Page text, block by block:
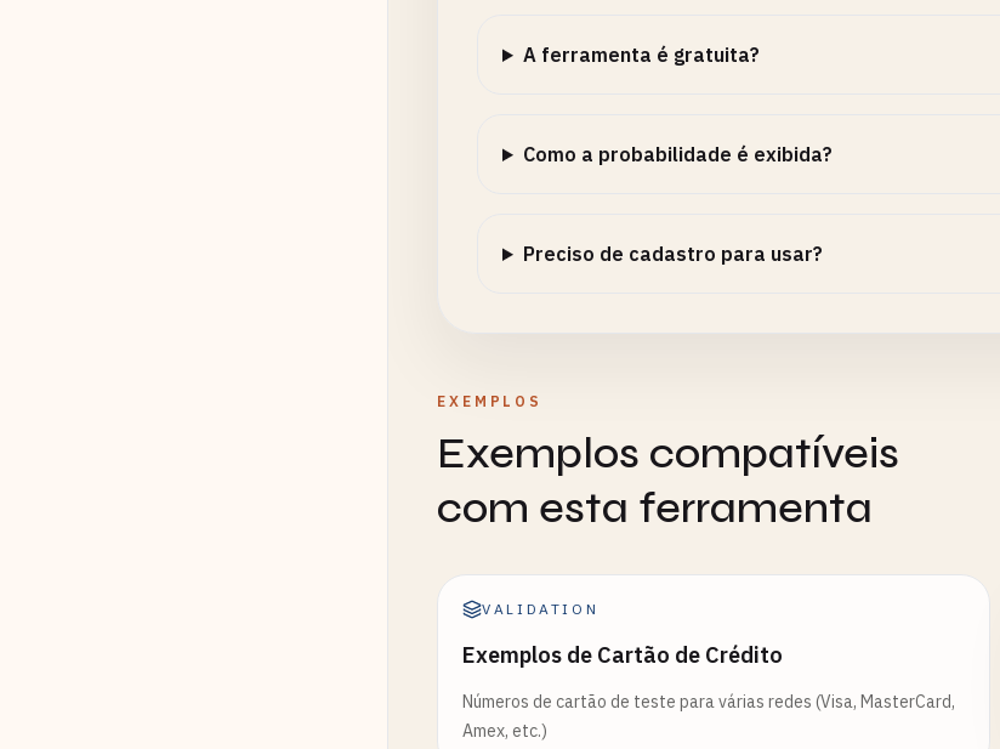
A ferramenta é gratuita?
Como a probabilidade é exibida?
Preciso de cadastro para usar?
EXEMPLOS
Exemplos compatíveis
com esta ferramenta
VALIDATION
Exemplos de Cartão de Crédito
Números de cartão de teste para várias redes (Visa, MasterCard,
Amex, etc.)